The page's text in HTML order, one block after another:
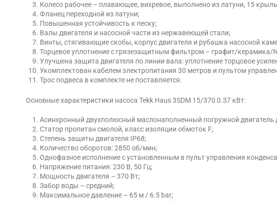
Колесо рабочее – плавающее, вихревое, выполнено из латуни, 15
Фланец переходной из латуни;
Повышенная устойчивость к песку;
Валы двигателя и насосной части из нержавеющей стали;
Винты, стягивающие скобы, корпус двигателя и рубашка насосной
Торцевое уплотнение с грязезащитным фильтром – графит/керамика/
Улучшена защита двигателя по линии вала: уплотнение торцовое
Укомплектован кабелем электропитания 30 метров и пультом
Трос подвеса в комплекте не поставляется.
Основные характеристики насоса Tekk Haus 3SDM 15/370 0.37 кВт:
Асинхронный двухполюсный маслонаполненный погружной двигатель
Статор пропитан смолой, класс изоляции обмоток F;
Степень защиты двигателя IP68;
Количество оборотов: 2850 об/мин;
Однофазное исполнение с установленным в пульт управления
Напряжение питания: 230 В, 50 Гц;
Мощность двигателя – 370 Вт;
Забор воды – средний;
Максимальное давление – 65 м / 6.5 bar;